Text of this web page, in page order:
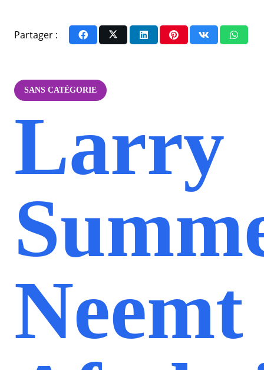
Partager :
SANS CATÉGORIE
Larry
Neemt